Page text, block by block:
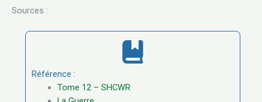
Sources :
Référence :
Tome 12 – SHCWR